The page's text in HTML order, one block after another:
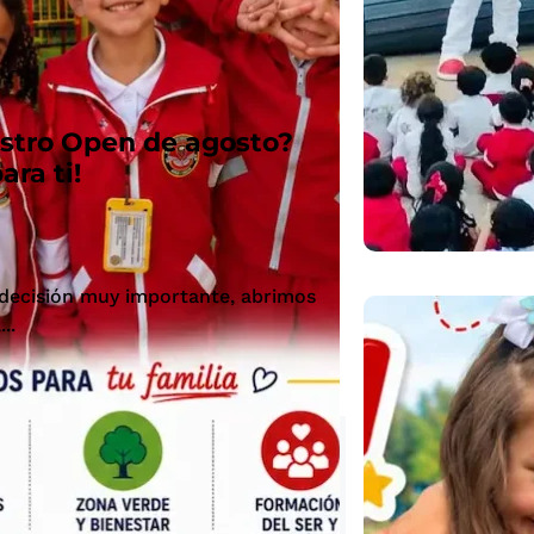
Open de agosto?
ti!
muy importante, abrimos